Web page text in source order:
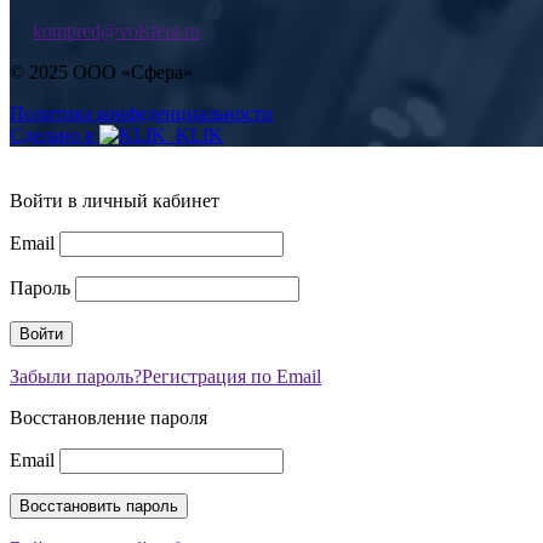
kompred@volsfera.ru
© 2025 ООО «Сфера»
Политика конфеденциальности
Сделано в
Войти в личный кабинет
Email
Пароль
Забыли пароль?Регистрация по Email
Восстановление пароля
Email